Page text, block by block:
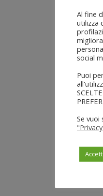
Al fine
utilizza
social
Puoi
Se vuoi